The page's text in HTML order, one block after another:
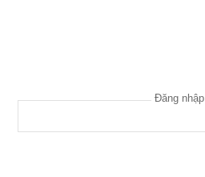
Đăng nhập